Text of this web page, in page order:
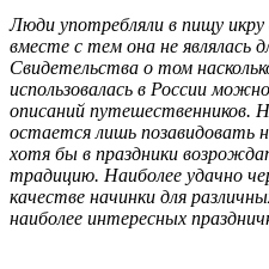
Люди употребляли в пищу
вместе с тем она не являлась
Свидетельства о том
использовалась в России
описаний путешественников.
остается лишь
хотя бы в праздники
традицию. Наиболее удачно
качестве начинки для
наиболее интересных